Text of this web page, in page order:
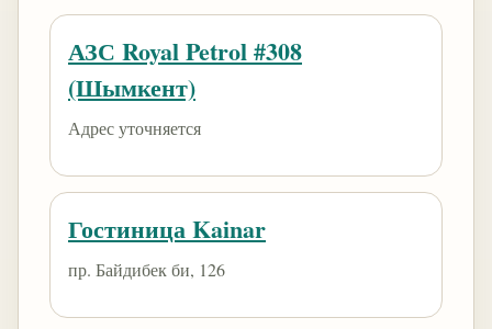
АЗС Royal Petrol #308
(Шымкент)
Адрес уточняется
Гостиница Kainar
пр. Байдибек би, 126